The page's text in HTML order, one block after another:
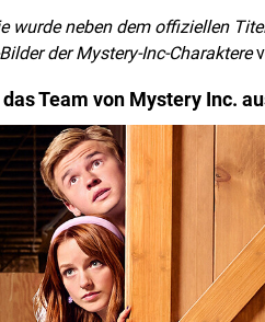
wurde neben dem offiziellen
der Mystery-Inc-Charaktere
Team von Mystery Inc.